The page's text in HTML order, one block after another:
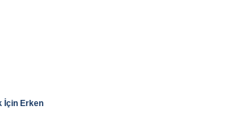
İçin Erken